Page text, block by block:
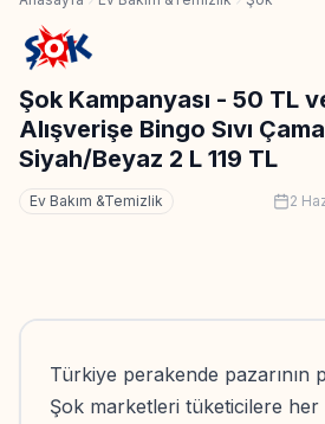
Şok Kampanyası - 50 TL
Alışverişe Bingo Sıvı
Siyah/Beyaz 2 L 119 TL
Ev Bakım &Temizlik 2
Türkiye perakende pazarının
Şok marketleri tüketicilere